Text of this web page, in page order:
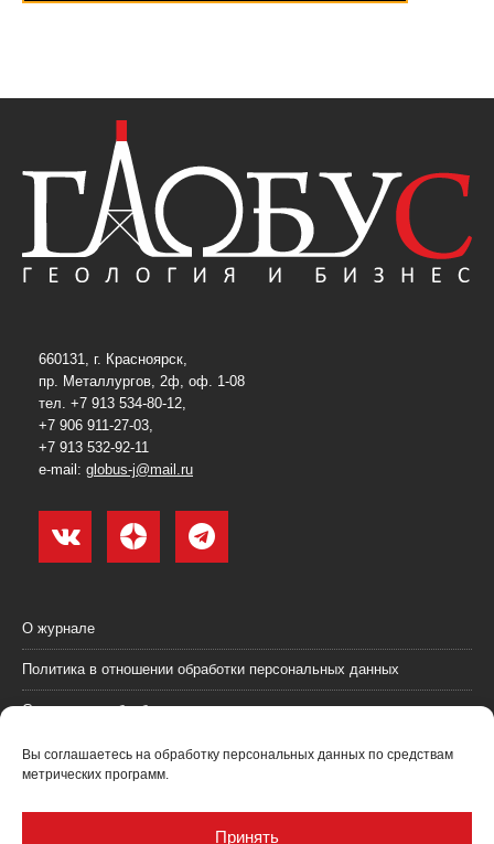
Вы соглашаетесь на обработку персональных данных по средствам
метрических программ.
Принять
660131, г. Красноярск,
пр. Металлургов, 2ф, оф. 1-08
тел. +7 913 534-80-12,
+7 906 911-27-03,
+7 913 532-92-11
e-mail: globus-j@mail.ru
О журнале
Политика в отношении обработки персональных данных
Согласие на обработку персональных данных
Пользовательское соглашение (оферта)